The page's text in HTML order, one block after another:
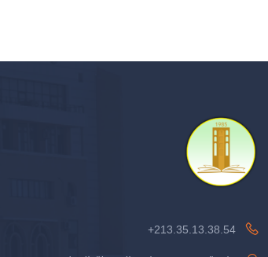
213.35.13.38.54+